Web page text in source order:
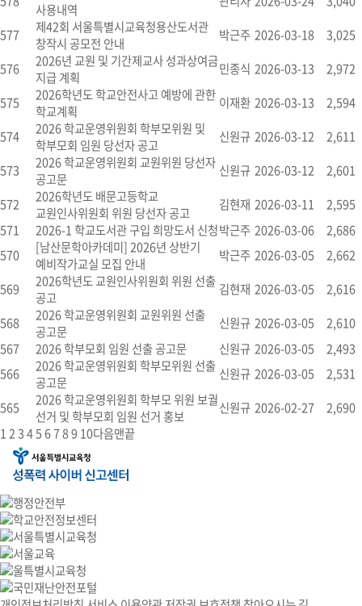
사용내역
577
제42회 서울특별시교육청용산도서관
창작시 공모전 안내
박근주 2026-03-18
3,025
576
2026년 교원 및 기간제교사 성과상여금
지급 계획
민종식 2026-03-13
2,972
575
2026학년도 학교안전사고 예방에 관한
학교계획
이재환 2026-03-13
2,594
574
2026 학교운영위원회 학부모위원 및
학부모회 임원 당선자 공고
신원규 2026-03-12
2,611
573
2026 학교운영위원회 교원위원 당선자
공고문
신원규 2026-03-12
2,601
572
2026학년도 배문고등학교
교원인사위원회 위원 당선자 공고
김현재 2026-03-11
2,595
571
2026-1 학교도서관 구입 희망도서 신청박근주 2026-03-06
2,686
570
[남산문학아카데미] 2026년 상반기
예비작가교실 모집 안내
박근주 2026-03-05
2,662
569
2026학년도 교원인사위원회 위원 선출
공고
김현재 2026-03-05
2,616
568
2026 학교운영위원회 교원위원 선출
공고문
신원규 2026-03-05
2,610
567
2026 학부모회 임원 선출 공고문 신원규 2026-03-05
2,493
566
2026 학교운영위원회 학부모위원 선출
공고문
신원규 2026-03-05
2,531
565
2026 학교운영위원회 학부모 위원 보궐
선거 및 학부모회 임원 선거 홍보
신원규 2026-02-27
2,690
12345678910다음맨끝